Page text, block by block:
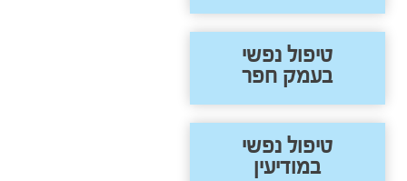
טיפול נפשי
בעמק חפר
טיפול נפשי
במודיעין